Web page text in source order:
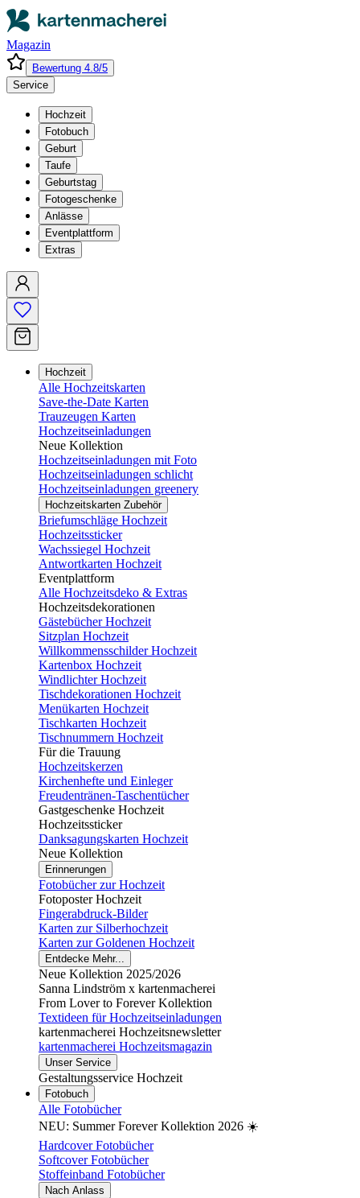
Magazin
Bewertung 4.8/5
Service
Hochzeit
Fotobuch
Geburt
Taufe
Geburtstag
Fotogeschenke
Anlässe
Eventplattform
Extras
Hochzeit
Alle Hochzeitskarten
Save-the-Date Karten
Trauzeugen Karten
Hochzeitseinladungen
Neue Kollektion
Hochzeitseinladungen mit Foto
Hochzeitseinladungen schlicht
Hochzeitseinladungen greenery
Hochzeitskarten Zubehör
Briefumschläge Hochzeit
Hochzeitssticker
Wachssiegel Hochzeit
Antwortkarten Hochzeit
Eventplattform
Alle Hochzeitsdeko & Extras
Hochzeitsdekorationen
Gästebücher Hochzeit
Sitzplan Hochzeit
Willkommensschilder Hochzeit
Kartenbox Hochzeit
Windlichter Hochzeit
Tischdekorationen Hochzeit
Menükarten Hochzeit
Tischkarten Hochzeit
Tischnummern Hochzeit
Für die Trauung
Hochzeitskerzen
Kirchenhefte und Einleger
Freudentränen-Taschentücher
Gastgeschenke Hochzeit
Hochzeitssticker
Danksagungskarten Hochzeit
Neue Kollektion
Erinnerungen
Fotobücher zur Hochzeit
Fotoposter Hochzeit
Fingerabdruck-Bilder
Karten zur Silberhochzeit
Karten zur Goldenen Hochzeit
Entdecke Mehr...
Neue Kollektion 2025/2026
Sanna Lindström x kartenmacherei
From Lover to Forever Kollektion
Textideen für Hochzeitseinladungen
kartenmacherei Hochzeitsnewsletter
kartenmacherei Hochzeitsmagazin
Unser Service
Gestaltungsservice Hochzeit
Fotobuch
Alle Fotobücher
NEU: Summer Forever Kollektion 2026 ☀️
Hardcover Fotobücher
Softcover Fotobücher
Stoffeinband Fotobücher
Nach Anlass